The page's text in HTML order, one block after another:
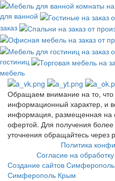
для ванной
заказ
гостиниц
мебель
Обращаем внимание на то, что
информационный характер, и
информация, размещенная на
офертой. Для получения
уточнения обращайтесь через
Политика
Согласие на
Создание сайтов Симферополь
Симферополь Крым